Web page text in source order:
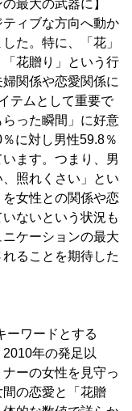
最大の武器に】
ィブな方向へ動か
た。特に、「花」
花贈り」という行
関係や恋愛関係に
テムとして重要で
った瞬間」に好意
に対し男性59.8％
ます。つまり、男
照れくさい」とい
女性との関係や恋
ないという状況も
ケーションの最大
ることを期待した
ーワードとする
2010年の発足以
ーの女性を見守っ
の恋愛と「花贈